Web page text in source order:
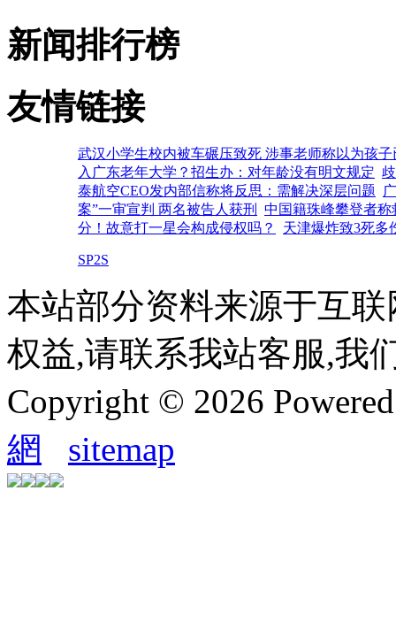
新闻排行榜
友情链接
武汉小学生校内被车碾压致死 涉事老师称以为孩
入广东老年大学？招生办：对年龄没有明文规定
泰航空CEO发内部信称将反思：需解决深层问题
案”一审宣判 两名被告人获刑
中国籍珠峰攀登者
分！故意打一星会构成侵权吗？
天津爆炸致3死多
SP2S
本站部分资料来源于互
权益,请联系我站客服,我
Copyright © 2026
網
sitemap